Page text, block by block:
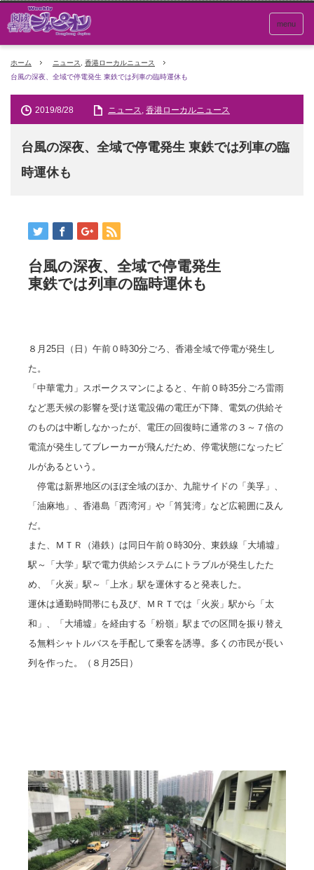
menu
ホーム ニュース
香港ローカルニュース
台風の深夜、全域で停電発生 東鉄では列車の臨時運休も
2019/8/28 ニュース, 香港ローカルニュース
台風の深夜、全域で停電発生 東鉄では列車の臨
時運休も
台風の深夜、全域で停電発生
東鉄では列車の臨時運休も
８月25日（日）午前０時30分ごろ、香港全域で停電が発生し
た。
「中華電力」スポークスマンによると、午前０時35分ごろ雷雨
など悪天候の影響を受け送電設備の電圧が下降、電気の供給そ
のものは中断しなかったが、電圧の回復時に通常の３～７倍の
電流が発生してブレーカーが飛んだため、停電状態になったビ
ルがあるという。
停電は新界地区のほぼ全域のほか、九龍サイドの「美孚」、
「油麻地」、香港島「西湾河」や「筲箕湾」など広範囲に及ん
だ。
また、ＭＴＲ（港鉄）は同日午前０時30分、東鉄線「大埔墟」
駅～「大学」駅で電力供給システムにトラブルが発生したた
め、「火炭」駅～「上水」駅を運休すると発表した。
運休は通勤時間帯にも及び、ＭＲＴでは「火炭」駅から「太
和」、「大埔墟」を経由する「粉嶺」駅までの区間を振り替え
る無料シャトルバスを手配して乗客を誘導。多くの市民が長い
列を作った。（８月25日）